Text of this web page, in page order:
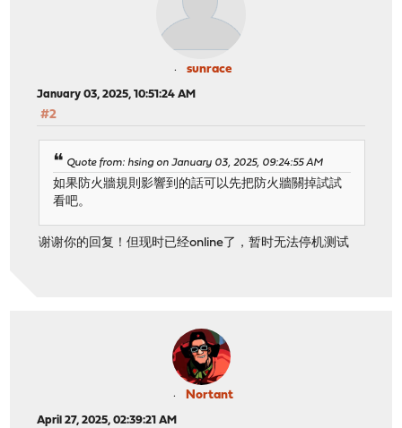
sunrace
January 03, 2025, 10:51:24 AM
#2
Quote from: hsing on January 03, 2025, 09:24:55 AM
如果防火牆規則影響到的話可以先把防火牆關掉試試
看吧。
谢谢你的回复！但现时已经online了，暂时无法停机测试
Nortant
April 27, 2025, 02:39:21 AM